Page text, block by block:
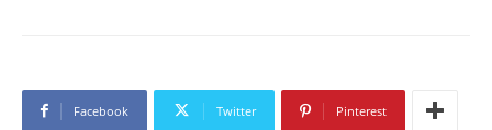
Facebook Twitter Pinterest